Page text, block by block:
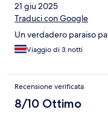
21 giu 2025
Traduci con Google
Un verdadero paraiso
Viaggio di 3 notti
Recensione verificata
8/10 Ottimo